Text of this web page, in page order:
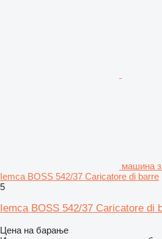
машина
Iemca BOSS 542/37 Caricatore di barre
5
Iemca BOSS 542/37 Caricatore di
Цена на барање